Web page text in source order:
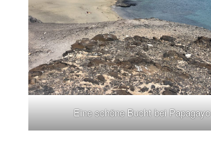
Eine schöne Bucht bei Papagayo